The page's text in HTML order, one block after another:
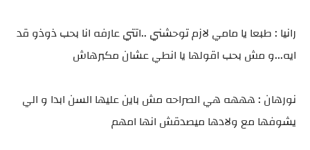
رانيا : طبعا يا مامي لازم توحشني ..اتتي عارفه انا بحب ذوذو قد
ايه...و مش بحب اقولها يا انطي عشان مكبرهاش
نورهان : هههه هي الصراحه مش باين عليها السن ابدا و الي
يشوفها مع ولادها ميصدقش انها امهم